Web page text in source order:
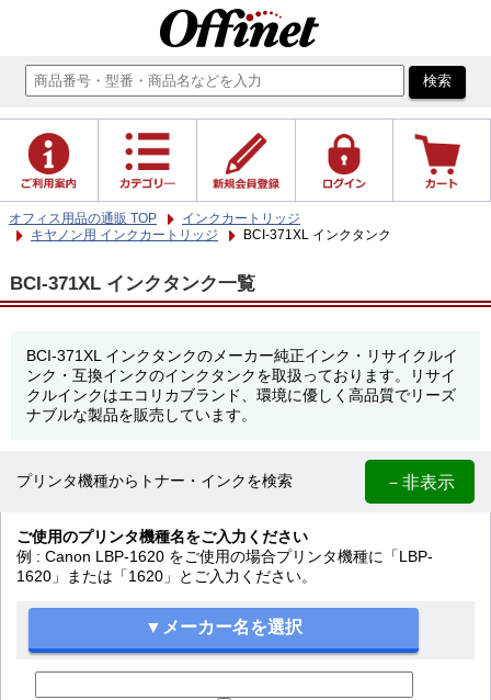
オフィス用品の通販 TOP
インクカートリッジ
キヤノン用 インクカートリッジ
BCI-371XL インクタンク
BCI-371XL インクタンク一覧
BCI-371XL インクタンクのメーカー純正インク・リサイクルイ
ンク・互換インクのインクタンクを取扱っております。リサイ
クルインクはエコリカブランド、環境に優しく高品質でリーズ
ナブルな製品を販売しています。
プリンタ機種からトナー・インクを検索 －非表示
ご使用のプリンタ機種名をご入力ください
例 : Canon LBP-1620 をご使用の場合プリンタ機種に「LBP-
1620」または「1620」とご入力ください。